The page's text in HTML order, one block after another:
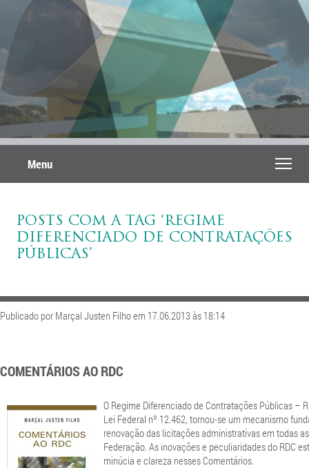
Menu
POSTS COM A TAG ‘REGIME
DIFERENCIADO DE CONTRATAÇÕES
PÚBLICAS’
Publicado por Marçal Justen Filho em 17.06.2013 às 18:14
COMENTÁRIOS AO RDC
O Regime Diferenciado de Contratações Públicas –
Lei Federal nº 12.462, tornou-se um mecanismo
renovação das licitações administrativas em todas
Federação. As inovações e peculiaridades do RDC
minúcia e clareza nesses Comentários.